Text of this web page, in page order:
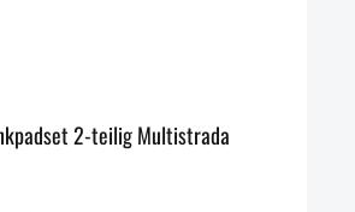
2-teilig Multistrada